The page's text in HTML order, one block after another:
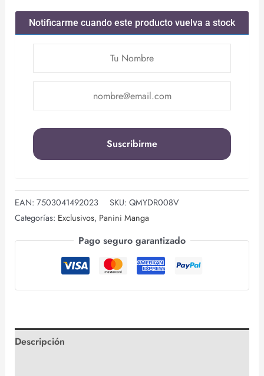
Notificarme cuando este producto vuelva a stock
EAN: 7503041492023 SKU: QMYDR008V
Categorías: Exclusivos, Panini Manga
Pago seguro garantizado
Descripción